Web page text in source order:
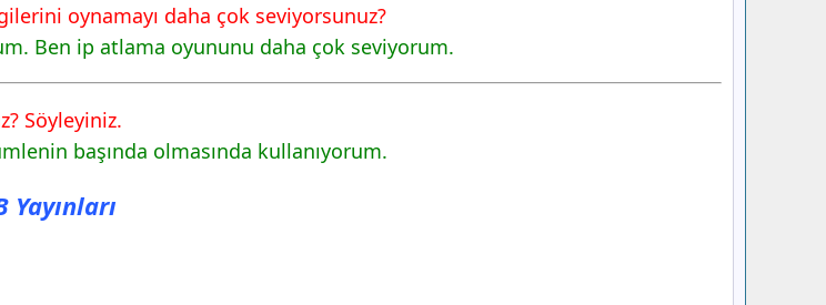
oynamayı daha çok seviyorsunuz?
Ben ip atlama oyununu daha çok seviyorum.
Söyleyiniz.
başında olmasında kullanıyorum.
Yayınları